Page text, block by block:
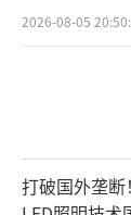
2026-08-05
打破国外垄